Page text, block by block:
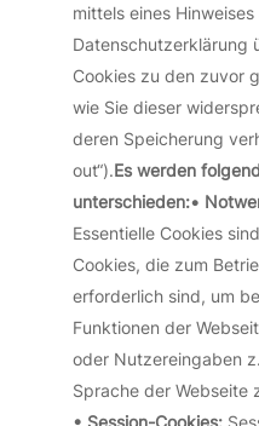
mittels eines
Datenschutzerklärung
Cookies zu den zuvor
wie Sie dieser
deren Speicherung
out“).Es werden
unterschieden:•
Essentielle Cookies sind
Cookies, die zum
erforderlich sind, um
Funktionen der
oder Nutzereingaben
Sprache der Webseite
• Session-Cookies: